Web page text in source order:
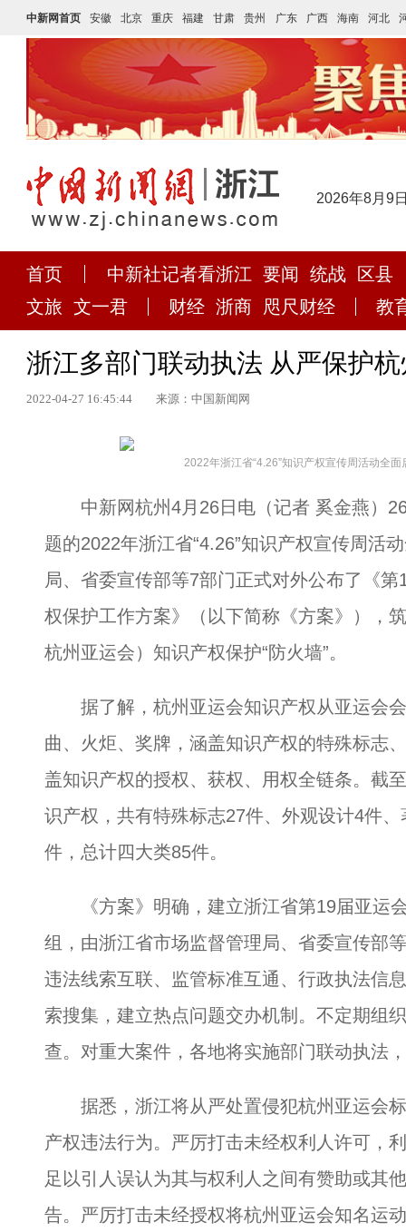
中新网首页 安徽 北京 重庆 福建 甘肃 贵州 广东 广西 海南 河北
2026年8月9
首页 中新社记者看浙江 要闻 统战
区县
文旅 文一君 财经 浙商 咫尺财经 教
浙江多部门联动执法 从严保护
2022-04-27 16:45:44 来源：中国新闻网
2022年浙江省“4.26”知识产权宣传周活动全
中新网杭州4月26日电（记者 奚金燕）26
题的2022年浙江省“4.26”知识产权宣传周活
局、省委宣传部等7部门正式对外公布了《
权保护工作方案》（以下简称《方案》），
杭州亚运会）知识产权保护“防火墙”。
据了解，杭州亚运会知识产权从亚运会会
曲、火炬、奖牌，涵盖知识产权的特殊标志
盖知识产权的授权、获权、用权全链条。截
识产权，共有特殊标志27件、外观设计4件
件，总计四大类85件。
《方案》明确，建立浙江省第19届亚运
组，由浙江省市场监督管理局、省委宣传部
违法线索互联、监管标准互通、行政执法信
索搜集，建立热点问题交办机制。不定期组
查。对重大案件，各地将实施部门联动执法
据悉，浙江将从严处置侵犯杭州亚运会标
产权违法行为。严厉打击未经权利人许可，
足以引人误认为其与权利人之间有赞助或其
告。严厉打击未经授权将杭州亚运会知名运